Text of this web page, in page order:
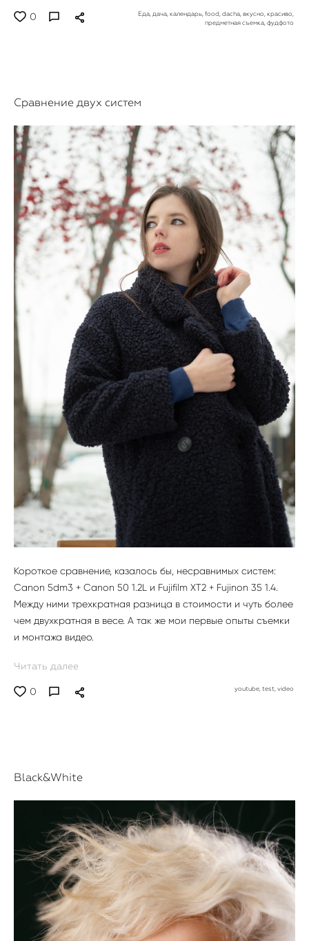
0 Еда, дача, календарь, food, dacha, вкусно, красиво,
предметная съемка, фудфото
Сравнение двух систем
Короткое сравнение, казалось бы, несравнимых систем:
Canon 5dm3 + Canon 50 1.2L и Fujifilm XT2 + Fujinon 35 1.4.
Между ними трехкратная разница в стоимости и чуть более
чем двухкратная в весе. А так же мои первые опыты съемки
и монтажа видео.
Читать далее
0 youtube, test, video
Black&White